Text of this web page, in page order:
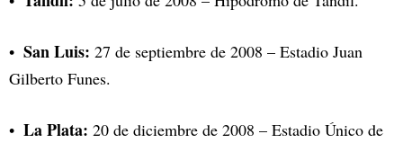
San Luis: 27 de septiembre de 2008 – Estadio Juan
Gilberto Funes.
La Plata: 20 de diciembre de 2008 – Estadio Único de